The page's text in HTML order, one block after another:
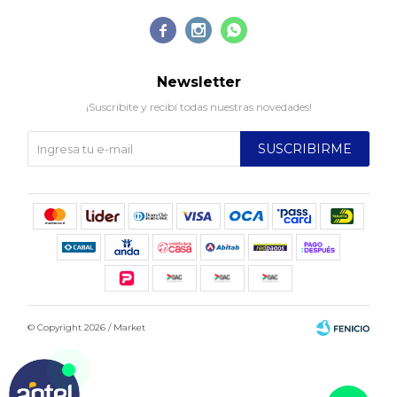
  
Newsletter
¡Suscribite y recibí todas nuestras novedades!
SUSCRIBIRME
© Copyright 2026 / Market